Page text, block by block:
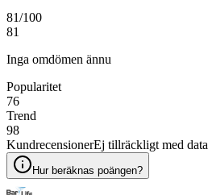
81/100
81
Inga omdömen ännu
Popularitet
76
Trend
98
KundrecensionerEj tillräckligt med data
Hur beräknas poängen?